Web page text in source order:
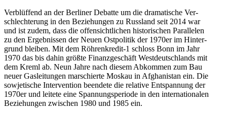
Ver­blüf­fend an der Ber­li­ner Debatte um die dra­ma­ti­sche Ver­
schlech­te­rung in den Bezie­hun­gen zu Russ­land seit 2014 war
und ist zudem, dass die offen­sicht­li­chen his­to­ri­schen Par­al­le­len
zu den Ergeb­nis­sen der Neuen Ost­po­li­tik der 1970er im Hin­ter­
grund bleiben. Mit dem Röhrenkredit‑1 schloss Bonn im Jahr
1970 das bis dahin größte Finanz­ge­schäft West­deutsch­lands mit
dem Kreml ab. Neun Jahre nach diesem Abkom­men zum Bau
neuer Gas­lei­tun­gen mar­schierte Moskau in Afgha­ni­stan ein. Die
sowje­ti­sche Inter­ven­tion been­dete die rela­tive Ent­span­nung der
1970er und leitete eine Span­nungs­pe­ri­ode in den inter­na­tio­na­len
Bezie­hun­gen zwi­schen 1980 und 1985 ein.